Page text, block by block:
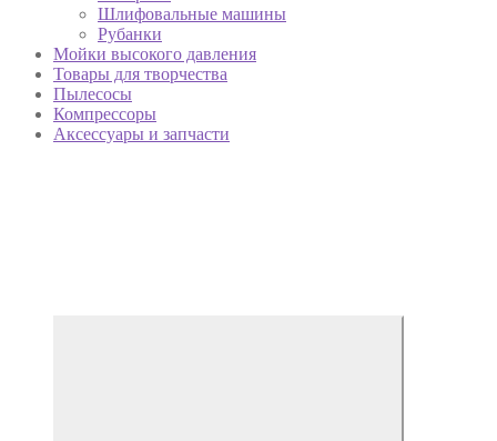
Шлифовальные машины
Рубанки
Мойки высокого давления
Товары для творчества
Пылесосы
Компрессоры
Аксессуары и запчасти